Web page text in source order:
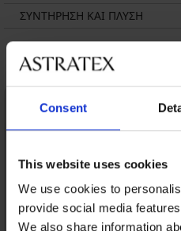
Consent
This website uses cookies
We use cookies to
provide social media
We also share information
ΣΥΝΤΗΡΗΣΗ ΚΑΙ ΠΛΥΣΗ
Μπορεί να